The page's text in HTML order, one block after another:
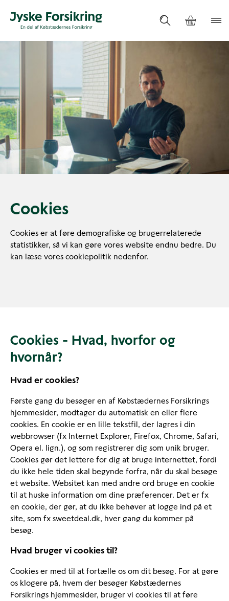
Cookies
Cookies er at føre demografiske og brugerrelaterede
statistikker, så vi kan gøre vores website endnu bedre. Du
kan læse vores cookiepolitik nedenfor.
Cookies - Hvad, hvorfor og
hvornår?
Hvad er cookies?
Første gang du besøger en af Købstædernes Forsikrings
hjemmesider, modtager du automatisk en eller flere
cookies. En cookie er en lille tekstfil, der lagres i din
webbrowser (fx Internet Explorer, Firefox, Chrome, Safari,
Opera el. lign.), og som registrerer dig som unik bruger.
Cookies gør det lettere for dig at bruge internettet, fordi
du ikke hele tiden skal begynde forfra, når du skal besøge
et website. Websitet kan med andre ord bruge en cookie
til at huske information om dine præferencer. Det er fx
en cookie, der gør, at du ikke behøver at logge ind på et
site, som fx sweetdeal.dk, hver gang du kommer på
besøg.
Hvad bruger vi cookies til?
Cookies er med til at fortælle os om dit besøg. For at gøre
os klogere på, hvem der besøger Købstædernes
Forsikrings hjemmesider, bruger vi cookies til at føre